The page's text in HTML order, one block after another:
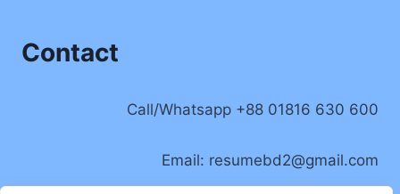
Contact
Call/Whatsapp +88 01816 630 600
Email: resumebd2@gmail.com